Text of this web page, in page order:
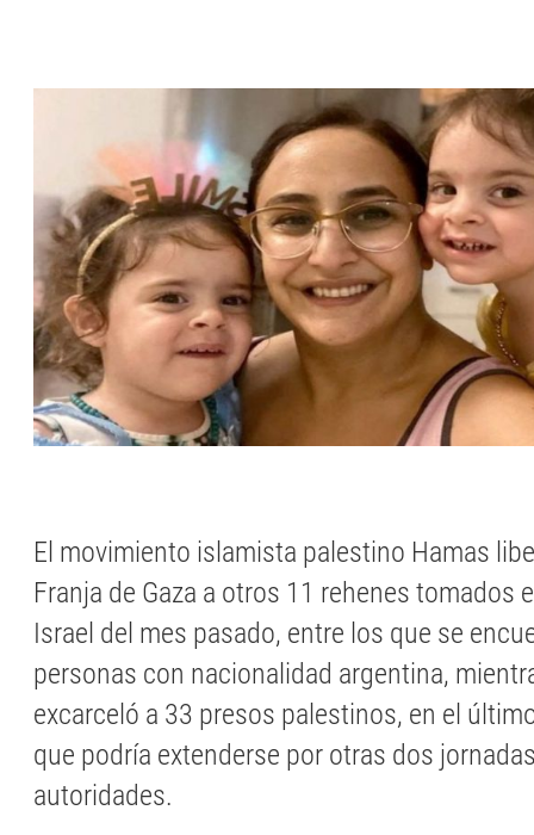
El movimiento islamista palestino Hamas
Franja de Gaza a otros 11 rehenes tomados
Israel del mes pasado, entre los que se
personas con nacionalidad argentina,
excarceló a 33 presos palestinos, en el
que podría extenderse por otras dos
autoridades.